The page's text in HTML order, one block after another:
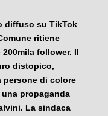
diffuso su TikTok
ritiene
follower. Il
distopico,
persone di colore
propaganda
La sindaca